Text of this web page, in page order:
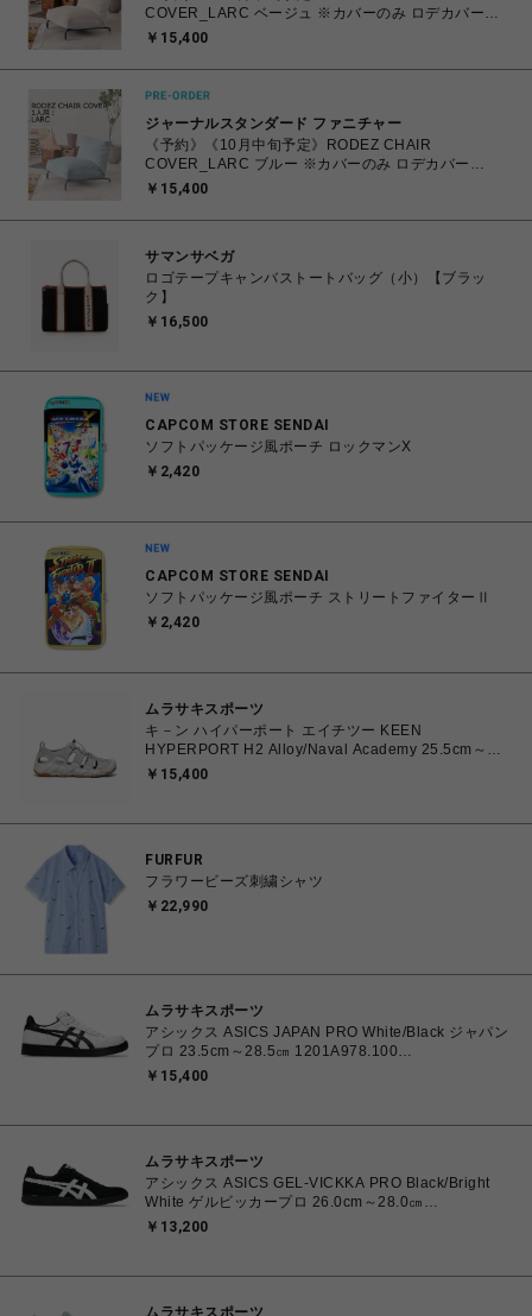
COVER_LARC ベージュ ※カバーのみ ロデカバー
（027） 700
￥15,400
ジャーナルスタンダード ファニチャー
《予約》《10月中旬予定》RODEZ CHAIR
COVER_LARC ブルー ※カバーのみ ロデカバー
（044） 700
￥15,400
サマンサベガ
ロゴテープキャンバストートバッグ（小）【ブラッ
ク】
￥16,500
CAPCOM STORE SENDAI
ソフトパッケージ風ポーチ ロックマンX
￥2,420
CAPCOM STORE SENDAI
ソフトパッケージ風ポーチ ストリートファイターⅡ
￥2,420
ムラサキスポーツ
キ－ン ハイパーポート エイチツー KEEN
HYPERPORT H2 Alloy/Naval Academy 25.5cm～
28.5cm 1030195 スニーカー メンズ 0195208627385
￥15,400
FURFUR
フラワービーズ刺繍シャツ
￥22,990
ムラサキスポーツ
アシックス ASICS JAPAN PRO White/Black ジャパン
プロ 23.5cm～28.5㎝ 1201A978.100
4550457071079 メンズ レディース スニーカー スケ
￥15,400
ムラサキスポーツ
アシックス ASICS GEL-VICKKA PRO Black/Bright
White ゲルビッカープロ 26.0cm～28.0㎝
1201A486.006 4570158997553 メンズ スニーカー
￥13,200
ムラサキスポーツ